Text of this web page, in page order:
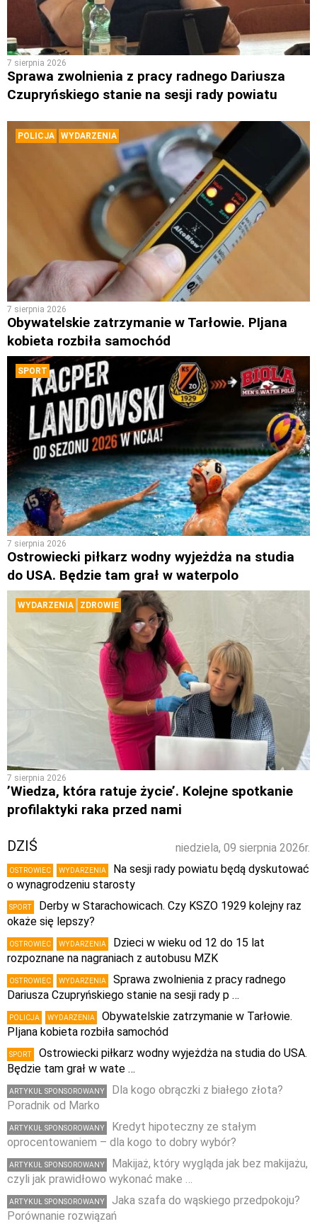
7 sierpnia 2026
Sprawa zwolnienia z pracy radnego Dariusza
Czupryńskiego stanie na sesji rady powiatu
POLICJA WYDARZENIA
7 sierpnia 2026
Obywatelskie zatrzymanie w Tarłowie. PIjana
kobieta rozbiła samochód
SPORT
7 sierpnia 2026
Ostrowiecki piłkarz wodny wyjeżdża na studia
do USA. Będzie tam grał w waterpolo
WYDARZENIA ZDROWIE
7 sierpnia 2026
’Wiedza, która ratuje życie’. Kolejne spotkanie
profilaktyki raka przed nami
niedziela, 09 sierpnia 2026r.
DZIŚ
OSTROWIEC WYDARZENIA
Na sesji rady powiatu będą dyskutować
o wynagrodzeniu starosty
SPORT
Derby w Starachowicach. Czy KSZO 1929 kolejny raz
okaże się lepszy?
OSTROWIEC WYDARZENIA
Dzieci w wieku od 12 do 15 lat
rozpoznane na nagraniach z autobusu MZK
OSTROWIEC WYDARZENIA
Sprawa zwolnienia z pracy radnego
Dariusza Czupryńskiego stanie na sesji rady p …
POLICJA WYDARZENIA
Obywatelskie zatrzymanie w Tarłowie.
PIjana kobieta rozbiła samochód
SPORT
Ostrowiecki piłkarz wodny wyjeżdża na studia do USA.
Będzie tam grał w wate …
ARTYKUŁ SPONSOROWANY
Dla kogo obrączki z białego złota?
Poradnik od Marko
ARTYKUŁ SPONSOROWANY
Kredyt hipoteczny ze stałym
oprocentowaniem – dla kogo to dobry wybór?
ARTYKUŁ SPONSOROWANY
Makijaż, który wygląda jak bez makijażu,
czyli jak prawidłowo wykonać make …
ARTYKUŁ SPONSOROWANY
Jaka szafa do wąskiego przedpokoju?
Porównanie rozwiązań